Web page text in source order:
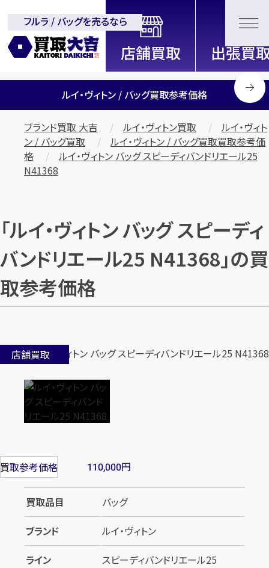
全国2200店舗以上展開中！
信頼と実績の買取専門店「買取大
吉」
フルラ / バッグを売るなら
ルイ・ヴィトン / バッグ買取参考価格
ブランド買取 大吉 ルイ・ヴィトン買取
ルイ・ヴィト
ン / バッグ買取
ルイ・ヴィトン / バッグ買取買取参考価
格
ルイ・ヴィトン バッグ スピーディバンドリエール25
N41368
「ルイ・ヴィトン バッグ スピーディ
バンドリエール25 N41368」の買
取参考価格
店舗買取
買取参考価格 110,000円
買取品目
バッグ
ブランド
ルイ・ヴィトン
ライン
スピーディバンドリエール25